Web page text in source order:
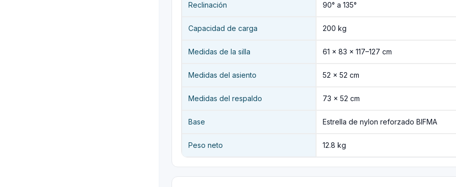
Reclinación 90° a 135°
Capacidad de carga 200 kg
Medidas de la silla 61 × 83 × 117–127 cm
Medidas del asiento 52 × 52 cm
Medidas del respaldo 73 × 52 cm
Base Estrella de nylon reforzado BIFMA
Peso neto 12.8 kg